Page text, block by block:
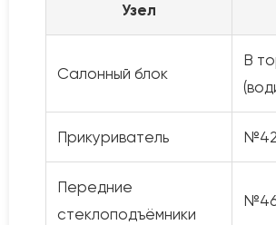
Узел
Салонный блок
В
Прикуриватель
Передние
стеклоподъёмники